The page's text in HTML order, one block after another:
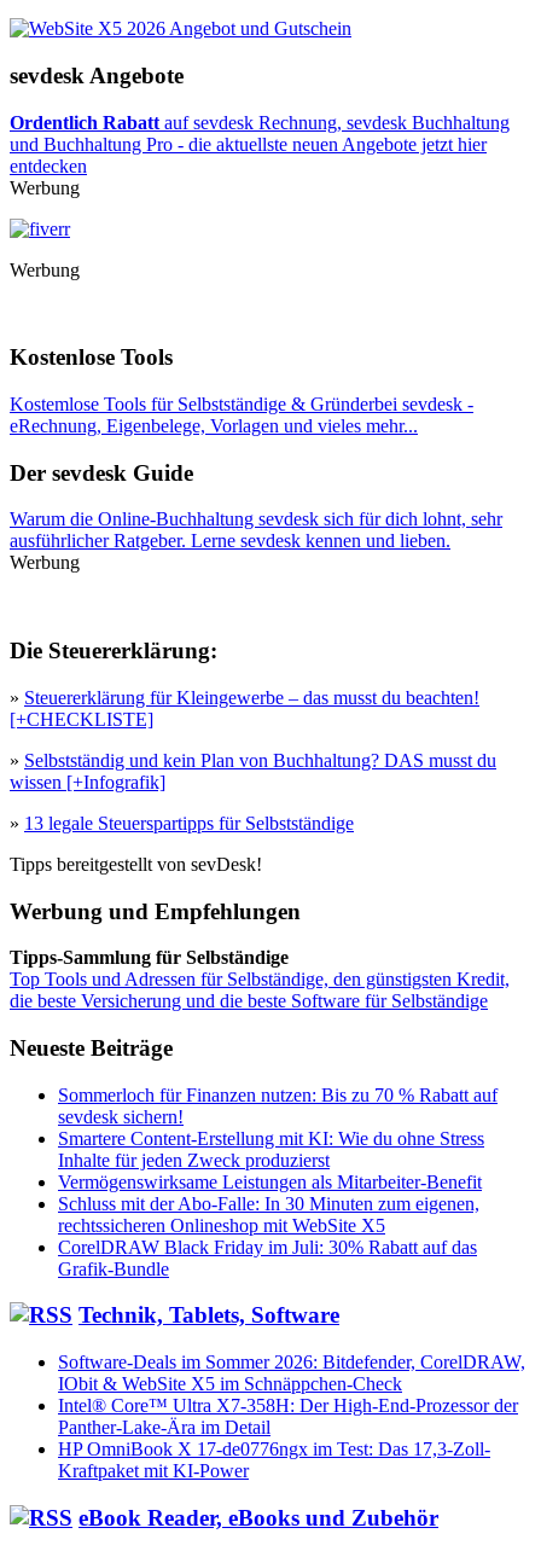
sevdesk Angebote
Ordentlich Rabatt auf sevdesk Rechnung, sevdesk Buchhaltung
und Buchhaltung Pro - die aktuellste neuen Angebote jetzt hier
entdecken
Werbung
Werbung
Kostenlose Tools
Kostemlose Tools für Selbstständige & Gründerbei sevdesk -
eRechnung, Eigenbelege, Vorlagen und vieles mehr...
Der sevdesk Guide
Warum die Online-Buchhaltung sevdesk sich für dich lohnt, sehr
ausführlicher Ratgeber. Lerne sevdesk kennen und lieben.
Werbung
Die Steuererklärung:
» Steuererklärung für Kleingewerbe – das musst du beachten!
[+CHECKLISTE]
» Selbstständig und kein Plan von Buchhaltung? DAS musst du
wissen [+Infografik]
» 13 legale Steuerspartipps für Selbstständige
Tipps bereitgestellt von sevDesk!
Werbung und Empfehlungen
Tipps-Sammlung für Selbständige
Top Tools und Adressen für Selbständige, den günstigsten Kredit,
die beste Versicherung und die beste Software für Selbständige
Neueste Beiträge
Sommerloch für Finanzen nutzen: Bis zu 70 % Rabatt auf
sevdesk sichern!
Smartere Content-Erstellung mit KI: Wie du ohne Stress
Inhalte für jeden Zweck produzierst
Vermögenswirksame Leistungen als Mitarbeiter-Benefit
Schluss mit der Abo-Falle: In 30 Minuten zum eigenen,
rechtssicheren Onlineshop mit WebSite X5
CorelDRAW Black Friday im Juli: 30% Rabatt auf das
Grafik-Bundle
Technik, Tablets, Software
Software-Deals im Sommer 2026: Bitdefender, CorelDRAW,
IObit & WebSite X5 im Schnäppchen-Check
Intel® Core™ Ultra X7-358H: Der High-End-Prozessor der
Panther-Lake-Ära im Detail
HP OmniBook X 17-de0776ngx im Test: Das 17,3-Zoll-
Kraftpaket mit KI-Power
eBook Reader, eBooks und Zubehör